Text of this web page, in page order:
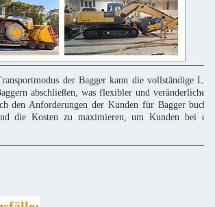
der Bagger kann die vollständige
abschließen, was flexibler und veränderlicher
den Anforderungen der Kunden für Bagger
die Kosten zu maximieren, um Kunden bei